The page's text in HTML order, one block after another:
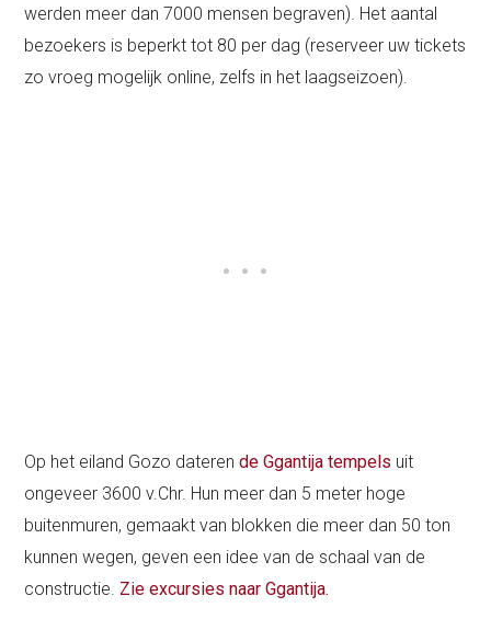
werden meer dan 7000 mensen begraven). Het aantal
bezoekers is beperkt tot 80 per dag (reserveer uw tickets
zo vroeg mogelijk online, zelfs in het laagseizoen).
Op het eiland Gozo daterende Ggantija tempels uit
ongeveer 3600 v.Chr. Hun meer dan 5 meter hoge
buitenmuren, gemaakt van blokken die meer dan 50 ton
kunnen wegen, geven een idee van de schaal van de
constructie. Zie excursies naar Ggantija.